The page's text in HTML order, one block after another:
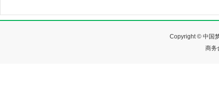
Copyright © 中国
商